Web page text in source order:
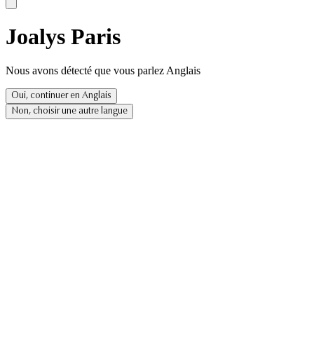
Joalys Paris
Nous avons détecté que vous parlez Anglais
Oui, continuer en Anglais
Non, choisir une autre langue